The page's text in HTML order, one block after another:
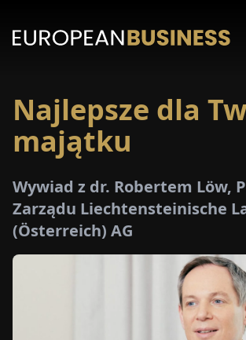
Najlepsze dla
majątku
Wywiad z dr. Robertem Löw,
Zarządu Liechtensteinische
(Österreich) AG